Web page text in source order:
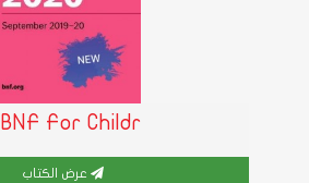
BNF For Childr...
عرض الكتاب